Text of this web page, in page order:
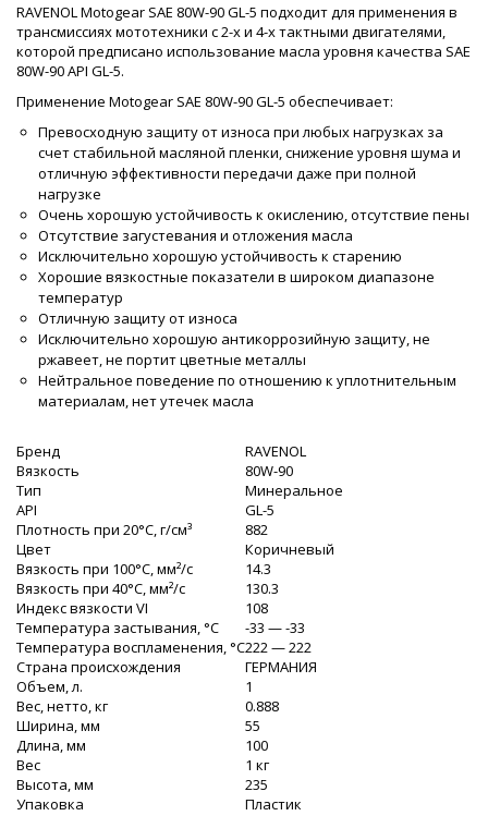
RAVENOL Motogear SAE 80W-90 GL-5 подходит для применения в
трансмиссиях мототехники с 2-х и 4-х тактными двигателями,
которой предписано использование масла уровня качества SAE
80W-90 API GL-5.
Применение Motogear SAE 80W-90 GL-5 обеспечивает:
Превосходную защиту от износа при любых нагрузках за
счет стабильной масляной пленки, снижение уровня шума и
отличную эффективности передачи даже при полной
нагрузке
Очень хорошую устойчивость к окислению, отсутствие пены
Отсутствие загустевания и отложения масла
Исключительно хорошую устойчивость к старению
Хорошие вязкостные показатели в широком диапазоне
температур
Отличную защиту от износа
Исключительно хорошую антикоррозийную защиту, не
ржавеет, не портит цветные металлы
Нейтральное поведение по отношению к уплотнительным
материалам, нет утечек масла
Бренд
RAVENOL
Вязкость
80W-90
Тип
Минеральное
API
GL-5
Плотность при 20°C, г/cм³
882
Цвет
Коричневый
Вязкость при 100°C, мм²/с
14.3
Вязкость при 40°C, мм²/с
130.3
Индекс вязкости VI
108
Температура застывания, °C
-33 — -33
Температура воспламенения, °C222 — 222
Страна происхождения
ГЕРМАНИЯ
Объем, л.
1
Вес, нетто, кг
0.888
Ширина, мм
55
Длина, мм
100
Вес
1 кг
Высота, мм
235
Упаковка
Пластик